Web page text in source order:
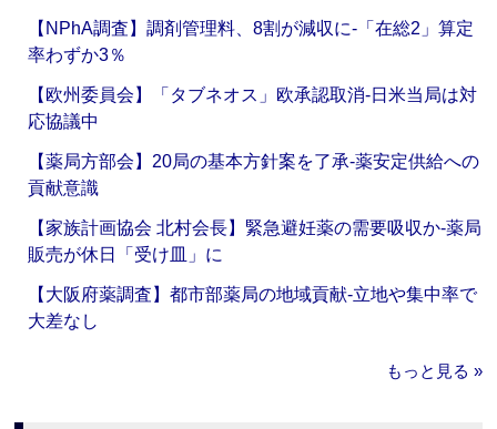
【NPhA調査】調剤管理料、8割が減収に‐「在総2」算定
率わずか3％
【欧州委員会】「タブネオス」欧承認取消‐日米当局は対
応協議中
【薬局方部会】20局の基本方針案を了承‐薬安定供給への
貢献意識
【家族計画協会 北村会長】緊急避妊薬の需要吸収か‐薬局
販売が休日「受け皿」に
【大阪府薬調査】都市部薬局の地域貢献‐立地や集中率で
大差なし
もっと見る »